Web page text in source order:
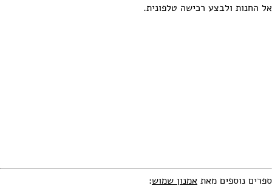
אל החנות ולבצע רכישה טלפונית.
ספרים נוספים מאת אמנון שמוש: